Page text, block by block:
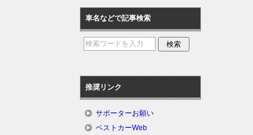
車名などで記事検索
推奨リンク
サポーターお願い
ベストカーWeb